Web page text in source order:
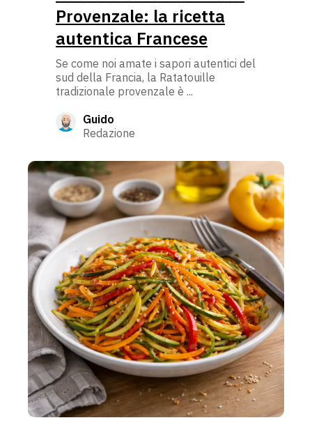
Provenzale: la ricetta
autentica Francese
Se come noi amate i sapori autentici del
sud della Francia, la Ratatouille
tradizionale provenzale è ...
Guido
Redazione